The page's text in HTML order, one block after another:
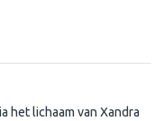
het lichaam van Xandra